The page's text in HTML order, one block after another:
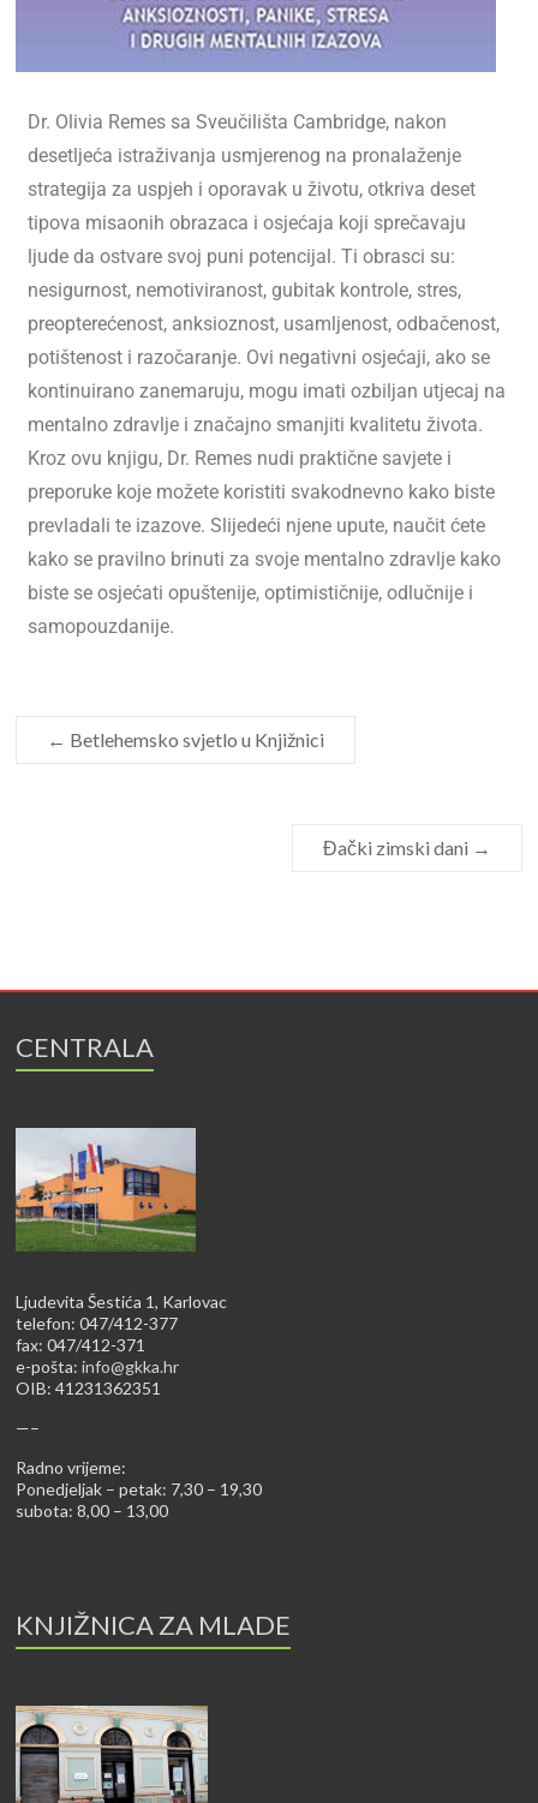
Dr. Olivia Remes sa Sveučilišta Cambridge, nakon
desetljeća istraživanja usmjerenog na pronalaženje
strategija za uspjeh i oporavak u životu, otkriva deset
tipova misaonih obrazaca i osjećaja koji sprečavaju
ljude da ostvare svoj puni potencijal. Ti obrasci su:
nesigurnost, nemotiviranost, gubitak kontrole, stres,
preopterećenost, anksioznost, usamljenost, odbačenost,
potištenost i razočaranje. Ovi negativni osjećaji, ako se
kontinuirano zanemaruju, mogu imati ozbiljan utjecaj na
mentalno zdravlje i značajno smanjiti kvalitetu života.
Kroz ovu knjigu, Dr. Remes nudi praktične savjete i
preporuke koje možete koristiti svakodnevno kako biste
prevladali te izazove. Slijedeći njene upute, naučit ćete
kako se pravilno brinuti za svoje mentalno zdravlje kako
biste se osjećati opuštenije, optimističnije, odlučnije i
samopouzdanije.
← Betlehemsko svjetlo u Knjižnici
Đački zimski dani →
CENTRALA
Ljudevita Šestića 1, Karlovac
telefon: 047/412-377
fax: 047/412-371
e-pošta:info@gkka.hr
OIB: 41231362351
—–
Radno vrijeme:
Ponedjeljak – petak: 7,30 – 19,30
subota: 8,00 – 13,00
KNJIŽNICA ZA MLADE